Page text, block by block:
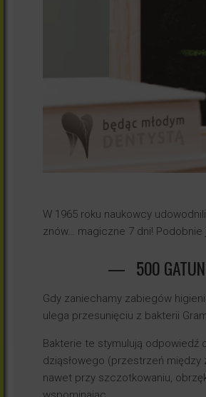
W 1965 roku naukowcy
znów… magiczne 7 dni! Podobnie
500
Gdy zaniechamy zabiegów
ulega przesunięciu z bakterii
Bakterie te stymulują odpowiedź
dziąsłowego (przestrzeń
nawet przy szczotkowaniu,